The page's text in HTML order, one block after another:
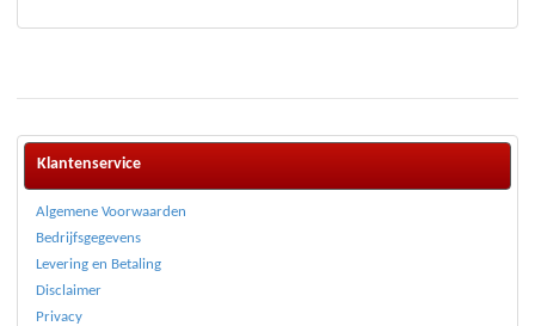
Klantenservice
Algemene Voorwaarden
Bedrijfsgegevens
Levering en Betaling
Disclaimer
Privacy